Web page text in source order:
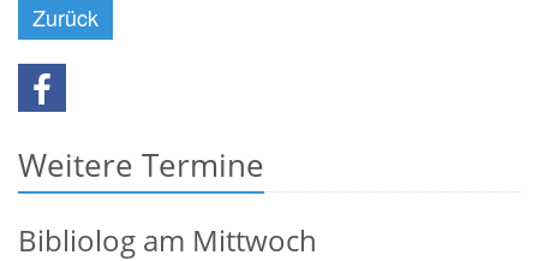
Zurück
Weitere Termine
Bibliolog am Mittwoch